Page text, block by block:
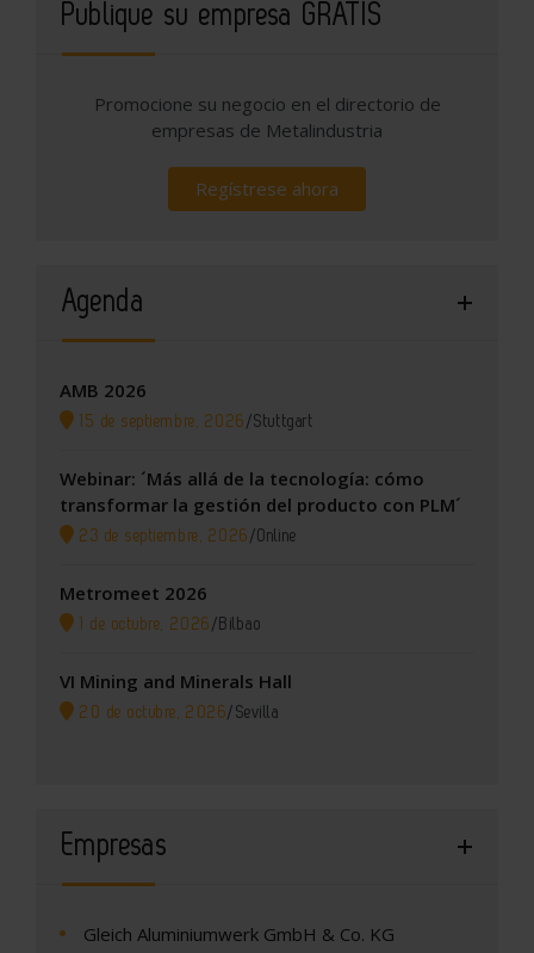
Publique su empresa GRATIS
Promocione su negocio en el directorio de
empresas de Metalindustria
Regístrese ahora
Agenda
AMB 2026
15 de septiembre, 2026 /Stuttgart
Webinar: ´Más allá de la tecnología: cómo
transformar la gestión del producto con PLM´
23 de septiembre, 2026 /Online
Metromeet 2026
1 de octubre, 2026 / Bilbao
VI Mining and Minerals Hall
20 de octubre, 2026/ Sevilla
Empresas
Gleich Aluminiumwerk GmbH & Co. KG